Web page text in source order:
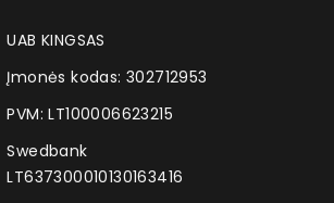
UAB KINGSAS
Įmonės kodas: 302712953
PVM: LT100006623215
Swedbank
LT637300010130163416